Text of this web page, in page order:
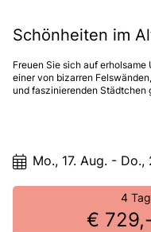
Schönheiten im
Freuen Sie sich auf
einer von bizarren
und faszinierenden Städtchen
Donau erkunden Sie die
Altmühltal, wandeln auf
Welterbe Stadt Regensburg
weltberühmten
Naturschauspiel hautnah
Nummer eins, in Bayern,
Reisethemen – vereint
Hundertwasser-Turm in
Mo., 17. Aug. -
4
€